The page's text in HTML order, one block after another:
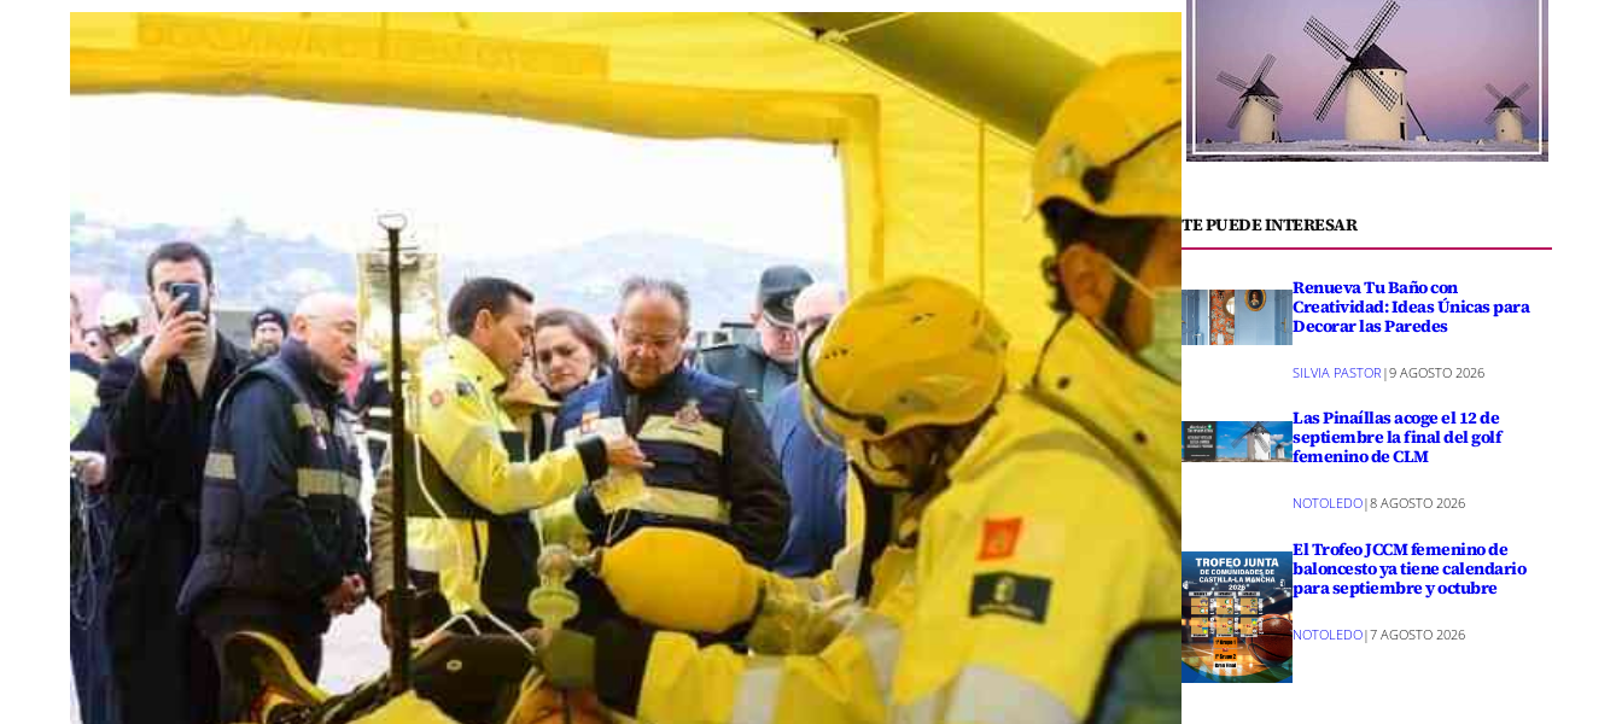
TE PUEDE INTERESAR
Renueva Tu Baño con
Creatividad: Ideas Únicas para
Decorar las Paredes
SILVIA PASTOR |9 AGOSTO 2026
Las Pinaíllas acoge el 12 de
septiembre la final del golf
femenino de CLM
NOTOLEDO|8 AGOSTO 2026
El Trofeo JCCM femenino de
baloncesto ya tiene calendario
para septiembre y octubre
NOTOLEDO|7 AGOSTO 2026